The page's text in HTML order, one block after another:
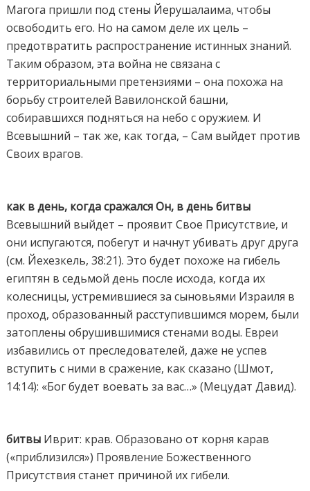
Магога пришли под стены Йерушалаима, чтобы
освободить его. Но на самом деле их цель –
предотвратить распространение истинных знаний.
Таким образом, эта война не связана с
территориальными претензиями – она похожа на
борьбу строителей Вавилонской башни,
собиравшихся подняться на небо с оружием. И
Всевышний – так же, как тогда, – Сам выйдет против
Своих врагов.
как в день, когда сражался Он, в день битвы
Всевышний выйдет – проявит Свое Присутствие, и
они испугаются, побегут и начнут убивать друг друга
(см. Йехезкель, 38:21). Это будет похоже на гибель
египтян в седьмой день после исхода, когда их
колесницы, устремившиеся за сыновьями Израиля в
проход, образованный расступившимся морем, были
затоплены обрушившимися стенами воды. Евреи
избавились от преследователей, даже не успев
вступить с ними в сражение, как сказано (Шмот,
14:14): «Бог будет воевать за вас…» (Мецудат Давид).
битвы Иврит: крав. Образовано от корня карав
(«приблизился») Проявление Божественного
Присутствия станет причиной их гибели.